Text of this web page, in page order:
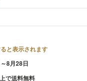
と表示されます
8月28日
で送料無料